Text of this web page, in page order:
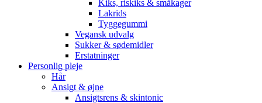
Kiks, riskiks & småkager
Lakrids
Tyggegummi
Vegansk udvalg
Sukker & sødemidler
Erstatninger
Personlig pleje
Hår
Ansigt & øjne
Ansigtsrens & skintonic